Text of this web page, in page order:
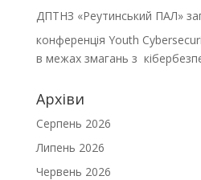
ДПТНЗ «Реутинський ПАЛ»
конференція Youth
в межах змагань з
Архіви
Серпень 2026
Липень 2026
Червень 2026